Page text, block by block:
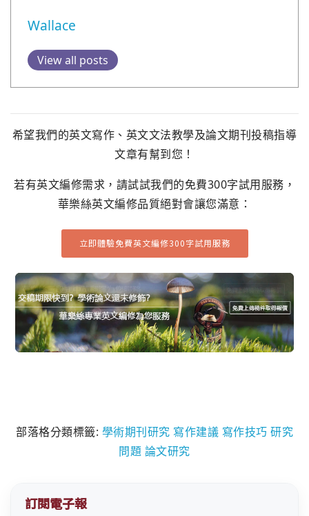
Wallace
View all posts
希望我們的英文寫作、英文文法教學及論文期刊投稿指導
文章有幫到您！
若有英文編修需求，請試試我們的免費300字試用服務，
華樂絲英文編修品質絕對會讓您滿意：
立即體驗免費英文編修300字試用服務
部落格分類標籤: 學術期刊研究 寫作建議 寫作技巧 研究
問題 論文研究
訂閱電子報